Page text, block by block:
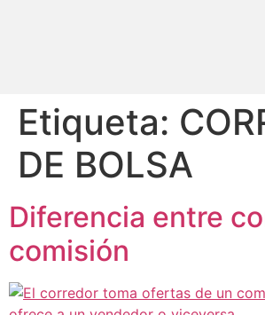
Etiqueta:
DE BOLSA
Diferencia entre
comisión